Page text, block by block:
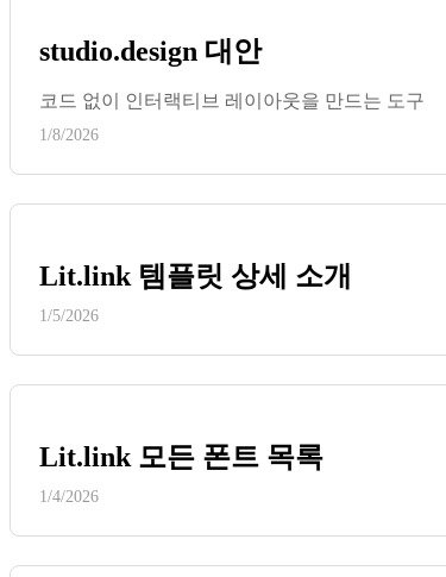
studio.design 대안
코드 없이 인터랙티브 레이아웃을 만드는 도구
1/8/2026
Lit.link 템플릿 상세 소개
1/5/2026
Lit.link 모든 폰트 목록
1/4/2026